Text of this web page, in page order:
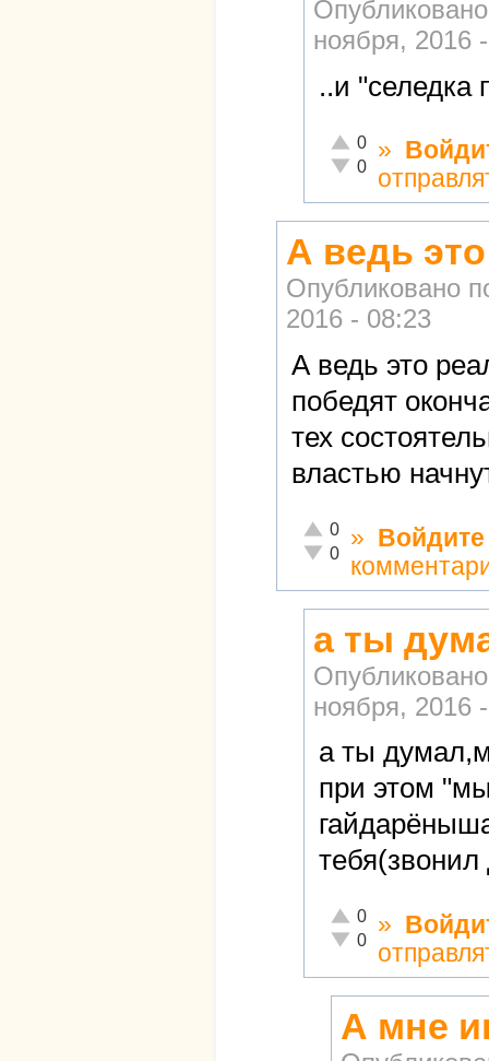
ноября, 2016
..и "селедка
Отлично!
0
Неадекватно!
0
»
А ведь
Опубликовано
2016 - 08:23
А ведь это
победят
тех
властью
Отлично!
0
Неадекватно!
0
» Войдите
а ты
ноября, 2016
а ты
при этом
Отлично!
0
Неадекватно!
0
»
А мне